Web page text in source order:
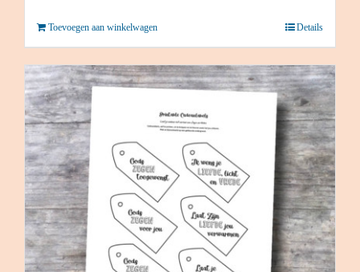
Toevoegen aan winkelwagen Details